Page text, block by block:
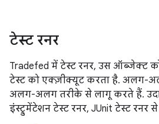
टेस्ट रनर
Tradefed में टेस्ट रनर, उस ऑब्जेक्ट
टेस्ट को एक्ज़ीक्यूट करता है. अलग-
अलग-अलग तरीके से लागू करते हैं.
इंस्ट्रुमेंटेशन टेस्ट रनर, JUnit टेस्ट रनर